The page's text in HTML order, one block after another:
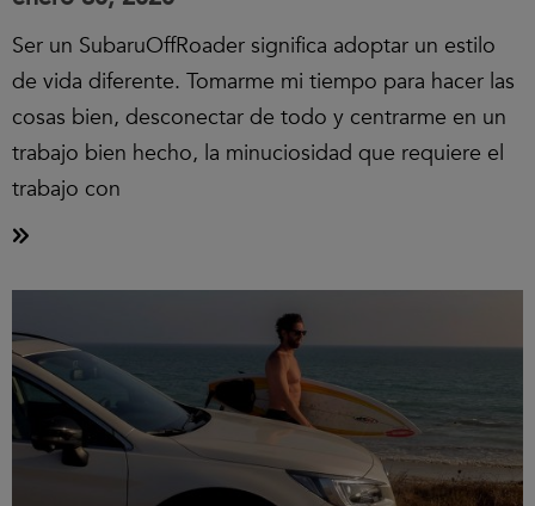
Ser un SubaruOffRoader significa adoptar un estilo
de vida diferente. Tomarme mi tiempo para hacer las
cosas bien, desconectar de todo y centrarme en un
trabajo bien hecho, la minuciosidad que requiere el
trabajo con